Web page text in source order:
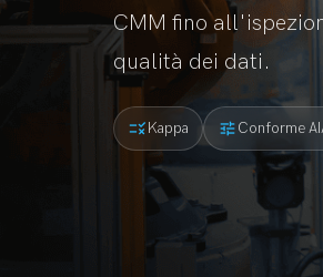
CMM fino
qualità dei dati.
rule Kappa tuneConforme